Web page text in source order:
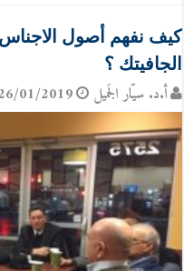
كيف نفهم أصول
الجافيتك ؟
أ.د. سيّار الجَميل 01/2019